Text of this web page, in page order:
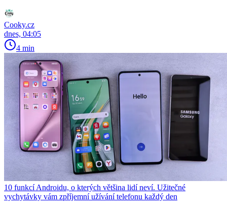
Cooky.cz
dnes, 04:05
4 min
10 funkcí Androidu, o kterých většina lidí neví. Užitečné
vychytávky vám zpříjemní užívání telefonu každý den